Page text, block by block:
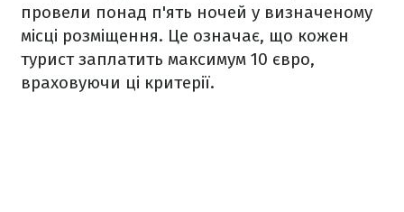
провели понад п'ять ночей у визначеному
місці розміщення. Це означає, що кожен
турист заплатить максимум 10 євро,
враховуючи ці критерії.